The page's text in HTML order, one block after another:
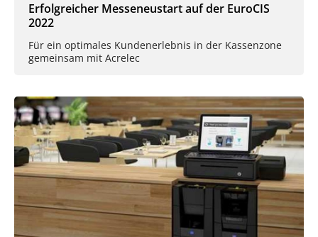
Erfolgreicher Messeneustart auf der EuroCIS
2022
Für ein optimales Kundenerlebnis in der Kassenzone
gemeinsam mit Acrelec